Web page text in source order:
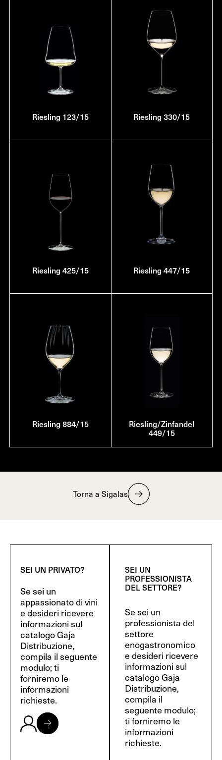
Riesling 123/15 Riesling 330/15
Riesling 425/15 Riesling 447/15
Riesling 884/15 Riesling/Zinfandel
449/15
Torna a Sigalas
SEI UN PRIVATO?
Se sei un
appassionato di vini
e desideri ricevere
informazioni sul
catalogo Gaja
Distribuzione,
compila il seguente
modulo; ti
forniremo le
informazioni
richieste.
SEI UN
PROFESSIONISTA
DEL SETTORE?
Se sei un
professionista del
settore
enogastronomico
e desideri ricevere
informazioni sul
catalogo Gaja
Distribuzione,
compila il
seguente modulo;
ti forniremo le
informazioni
richieste.